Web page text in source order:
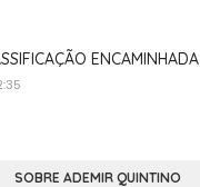
ENCAMINHADA
SOBRE ADEMIR QUINTINO